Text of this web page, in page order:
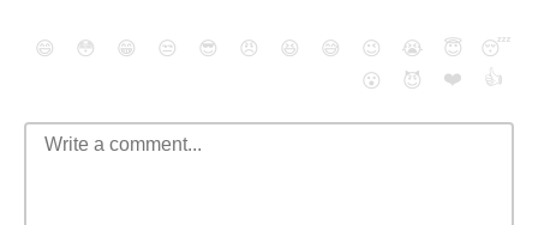
😄 😳 😁 😒 😎 😠 😆 😅 😉 😭 😇
😴
😮
😈 ❤️ 👍